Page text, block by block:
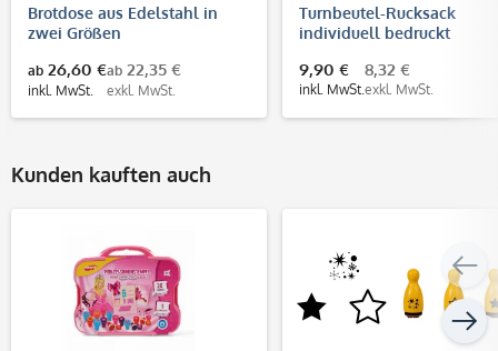
Brotdose aus Edelstahl in
zwei Größen
ab 26,60 €
inkl. MwSt.
ab 22,35 €
exkl. MwSt.
Turnbeutel-Rucksack
individuell bedruckt
9,90 €
inkl. MwSt.
8,32 €
exkl. MwSt.
Kunden kauften auch